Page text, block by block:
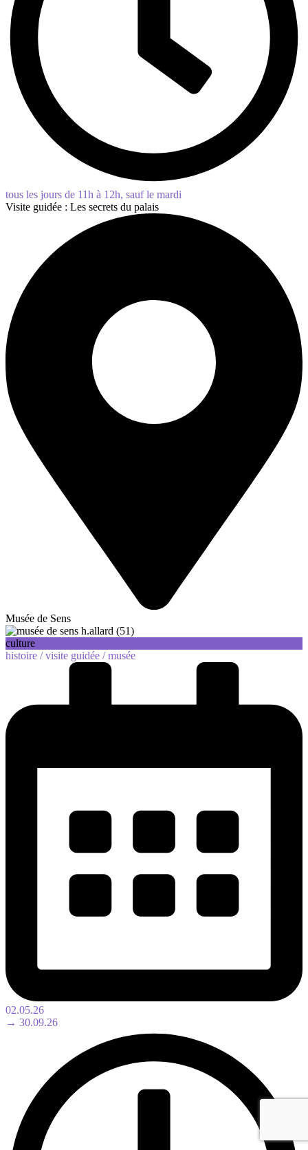
tous les jours de 11h à 12h, sauf le mardi
Visite guidée : Les secrets du palais
Musée de Sens
culture
histoire /visite guidée /musée
02.05.26
→ 30.09.26